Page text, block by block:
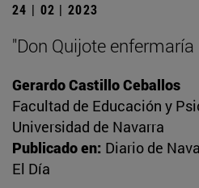
24 | 02 | 2023
"Don Quijote
Gerardo Castillo Ceballos
Facultad de Educación y
Universidad de Navarra
Publicado en: Diario de
El Día